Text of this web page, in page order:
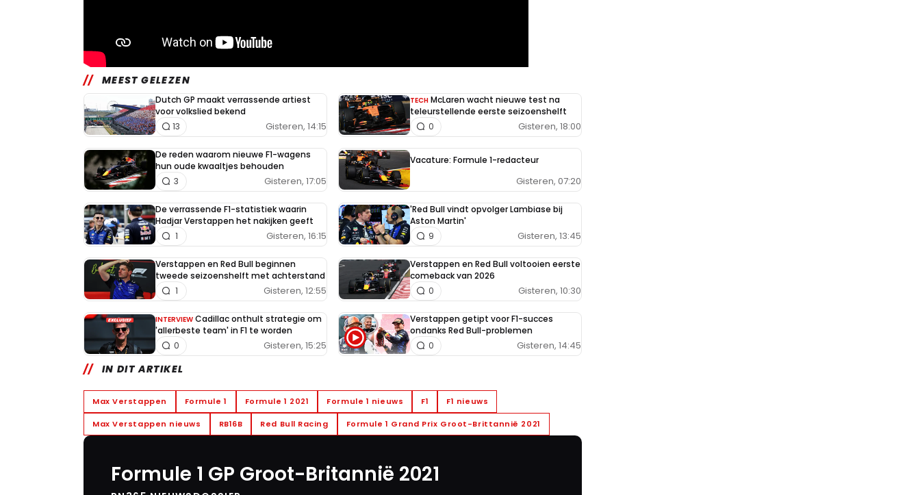
MEEST GELEZEN
Dutch GP maakt verrassende artiest
voor volkslied bekend
Gisteren, 14:15
13
TECH McLaren wacht nieuwe test na
teleurstellende eerste seizoenshelft
Gisteren, 18:00
0
De reden waarom nieuwe F1-wagens
hun oude kwaaltjes behouden
Gisteren, 17:05
3
Vacature: Formule 1-redacteur
Gisteren, 07:20
De verrassende F1-statistiek waarin
Hadjar Verstappen het nakijken geeft
Gisteren, 16:15
1
'Red Bull vindt opvolger Lambiase bij
Aston Martin'
Gisteren, 13:45
9
Verstappen en Red Bull beginnen
tweede seizoenshelft met achterstand
Gisteren, 12:55
1
Verstappen en Red Bull voltooien eerste
comeback van 2026
Gisteren, 10:30
0
INTERVIEW Cadillac onthult strategie om
'allerbeste team' in F1 te worden
Gisteren, 15:25
0
Verstappen getipt voor F1-succes
ondanks Red Bull-problemen
Gisteren, 14:45
0
IN DIT ARTIKEL
Max Verstappen Formule 1 Formule 1 2021 Formule 1 nieuws F1 F1 nieuws
Max Verstappen nieuws RB16B Red Bull Racing Formule 1 Grand Prix Groot-Brittannië 2021
Formule 1 GP Groot-Britannië 2021